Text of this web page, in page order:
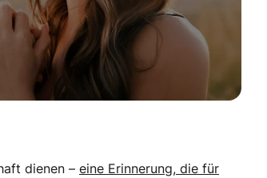
dienen – eine Erinnerung, die für